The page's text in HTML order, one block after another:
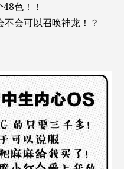
色！！
会可以召唤神龙！？